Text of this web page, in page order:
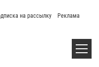
на рассылку
Реклама